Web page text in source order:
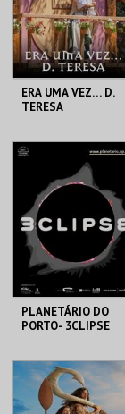
COMPRAR
ERA UMA VEZ… D.
TERESA
SANTA MARIA DA
PLANETÁRIO DO
PORTO- 3CLIPSE
PLANETÁRIO DO
PORTO